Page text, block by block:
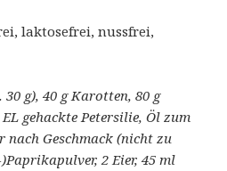
laktosefrei, nussfrei,
g), 40 g Karotten, 80 g
gehackte Petersilie, Öl zum
nach Geschmack (nicht zu
2 Eier, 45 ml